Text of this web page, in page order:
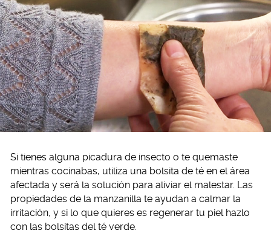
Si tienes alguna picadura de insecto o te quemaste
mientras cocinabas, utiliza una bolsita de té en el área
afectada y será la solución para aliviar el malestar. Las
propiedades de la manzanilla te ayudan a calmar la
irritación, y si lo que quieres es regenerar tu piel hazlo
con las bolsitas del té verde.